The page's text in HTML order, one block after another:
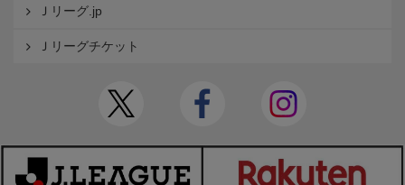
Ｊリーグ.jp
Ｊリーグチケット